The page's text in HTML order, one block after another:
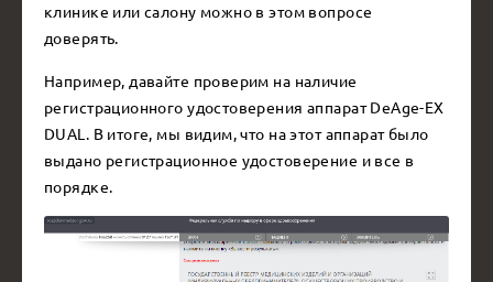
клинике или салону можно в этом вопросе
доверять.
Например, давайте проверим на наличие
регистрационного удостоверения аппарат DeAge-EX
DUAL. В итоге, мы видим, что на этот аппарат было
выдано регистрационное удостоверение и все в
порядке.